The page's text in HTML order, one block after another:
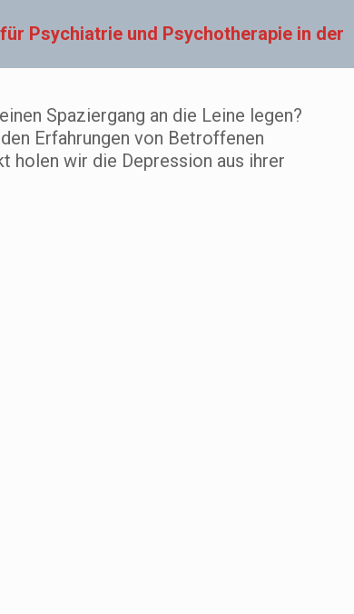
Psychiatrie und Psychotherapie in der
Spaziergang an die Leine legen?
Erfahrungen von Betroffenen
holen wir die Depression aus ihrer